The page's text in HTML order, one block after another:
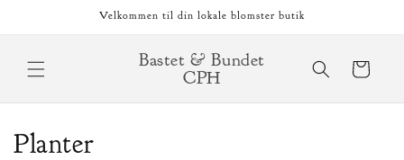
Velkommen til din lokale blomster butik
Bastet & Bundet
CPH
Indkøbskurv
K
Planter